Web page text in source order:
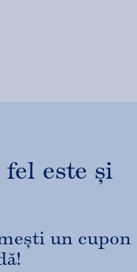
este și
un cupon